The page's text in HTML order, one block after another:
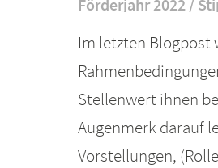
Förderjahr 2022 /
Im letzten Blogpost
Stellenwert ihnen
Augenmerk darauf
Vorstellungen,